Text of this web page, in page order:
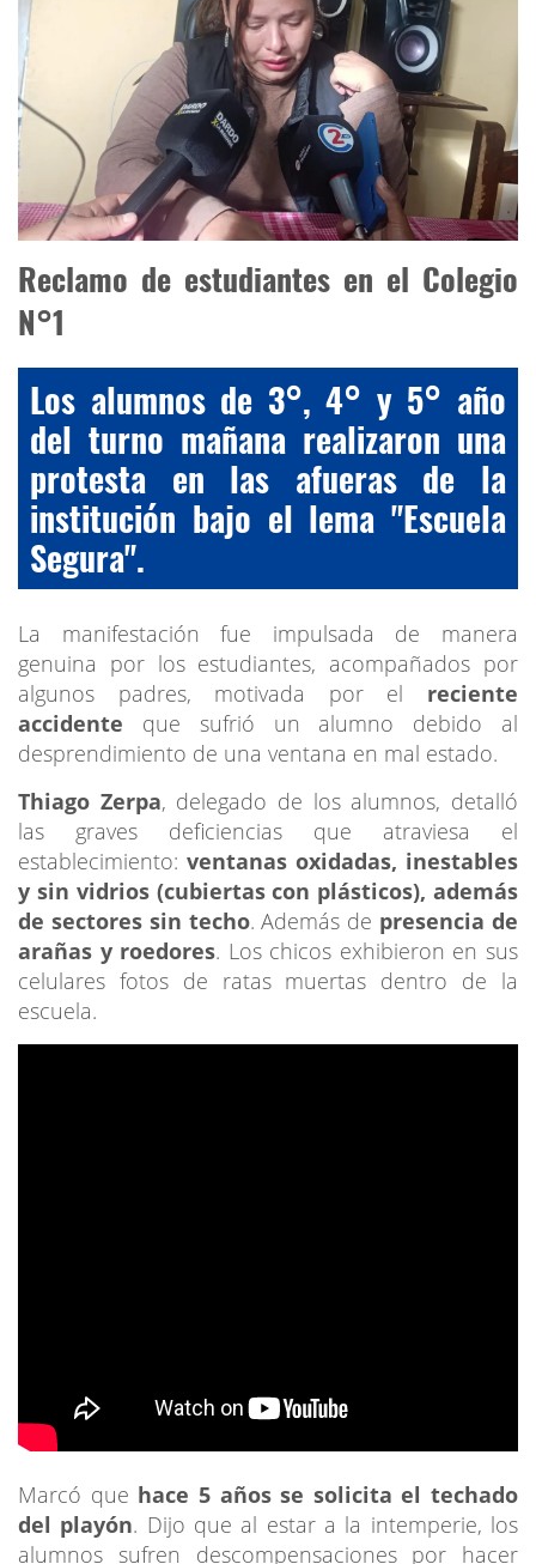
Reclamo de estudiantes en el Colegio
N°1
Los alumnos de 3°, 4° y 5° año
del turno mañana realizaron una
protesta en las afueras de la
institución bajo el lema "Escuela
Segura".
La manifestación fue impulsada de manera
genuina por los estudiantes, acompañados por
algunos padres, motivada por el reciente
accidente que sufrió un alumno debido al
desprendimiento de una ventana en mal estado.
Thiago Zerpa, delegado de los alumnos, detalló
las graves deficiencias que atraviesa el
establecimiento: ventanas oxidadas, inestables
y sin vidrios (cubiertas con plásticos), además
de sectores sin techo. Además de presencia de
arañas y roedores. Los chicos exhibieron en sus
celulares fotos de ratas muertas dentro de la
escuela.
Marcó que hace 5 años se solicita el techado
del playón. Dijo que al estar a la intemperie, los
alumnos sufren descompensaciones por hacer